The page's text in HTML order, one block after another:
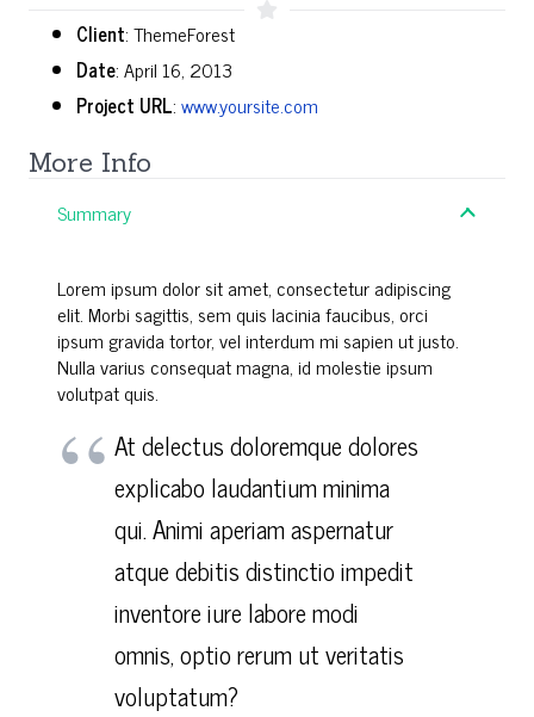
Client: ThemeForest
Date: April 16, 2013
Project URL:www.yoursite.com
More Info
Summary
Lorem ipsum dolor sit amet, consectetur adipiscing
elit. Morbi sagittis, sem quis lacinia faucibus, orci
ipsum gravida tortor, vel interdum mi sapien ut justo.
Nulla varius consequat magna, id molestie ipsum
volutpat quis.
At delectus doloremque dolores
explicabo laudantium minima
qui. Animi aperiam aspernatur
atque debitis distinctio impedit
inventore iure labore modi
omnis, optio rerum ut veritatis
voluptatum?